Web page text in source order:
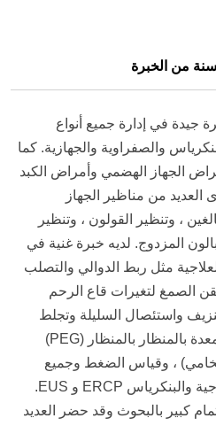
جيدة في إدارة جميع أنواع
والصفراوية والجهازية. كما
الجهاز الهضمي وأمراض الكبد
العديد من مناظير الجهاز
، وتنظير القولون ، وتنظير
المزدوج. لديه خبرة غنية في
مثل ربط الدوالي والتصلب
الصمغ لتغيرات قاع الرحم
واستئصال السليلة وتجلط
الأرجون بالبلازما وعمليات المعدة بالمنظار بالمنظار (PEG)
، وقياس الضغط وجميع
أنواع القنوات الصفراوية العلاجية والبنكرياس ERCP و EUS.
كبير بالبحوث وقد حضر العديد